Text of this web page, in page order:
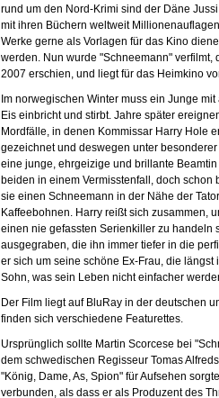
rund um den Nord-Krimi sind der Däne
mit ihren Büchern weltweit
Werke gerne als Vorlagen für das Kino
werden. Nun wurde "Schneemann"
2007 erschien, und liegt für das Heimkino
Im norwegischen Winter muss ein Junge
Eis einbricht und stirbt. Jahre später
Mordfälle, in denen Kommissar Harry Hole
gezeichnet und deswegen unter
eine junge, ehrgeizige und brillante
beiden in einem Vermisstenfall, doch
sie einen Schneemann in der Nähe der
Kaffeebohnen. Harry reißt sich zusammen,
einen nie gefassten Serienkiller zu handeln
ausgegraben, die ihn immer tiefer in die
er sich um seine schöne Ex-Frau, die
Sohn, was sein Leben nicht einfacher
Der Film liegt auf BluRay in der deutschen
finden sich verschiedene Featurettes.
Ursprünglich sollte Martin Scorcese bei
dem schwedischen Regisseur Tomas
"König, Dame, As, Spion" für Aufsehen
verbunden, als dass er als Produzent des